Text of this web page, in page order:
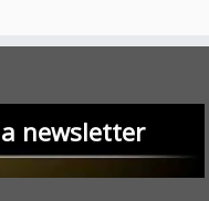
newsletter